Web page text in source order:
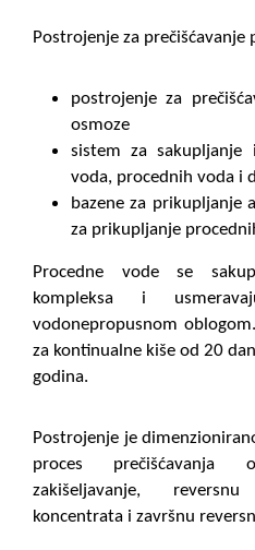
Postrojenje za
postrojenje za
osmoze
sistem za sakupljanje
voda, procednih voda i
bazene za prikupljanje
za prikupljanje
Procedne vode se
kompleksa i
vodonepropusnom
za kontinualne kiše od 20
godina.
Postrojenje je
proces prečišćavanja
zakišeljavanje,
koncentrata i završnu